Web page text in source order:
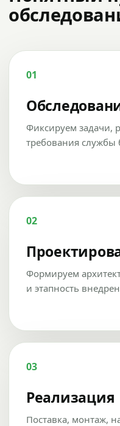
01
Фиксируем задачи,
требования службы
02
Формируем
и этапность
03
Реализация
Поставка, монтаж,